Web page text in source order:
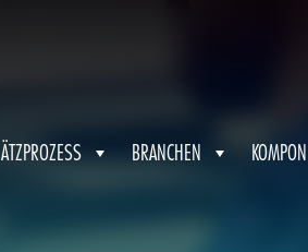
ÄTZPROZESS BRANCHEN